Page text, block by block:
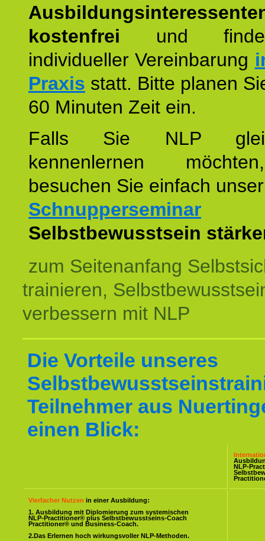
kostenfrei und
individueller Vereinbarung
Praxis statt. Bitte planen
60 Minuten Zeit ein.
Falls Sie NLP
kennenlernen
besuchen Sie einfach unser
Schnupperseminar
Selbstbewusstsein
zum Seitenanfang
trainieren,
verbessern mit NLP
Die Vorteile unseres
Teilnehmer aus
einen Blick:
NLP-
Vierfacher Nutzen in einer Ausbildung:
1. Ausbildung mit Diplomierung zum systemischen
NLP-Practitioner® plus Selbstbewusstseins-Coach
Practitioner® und Business-Coach.
2.Das Erlernen hoch wirkungsvoller NLP-Methoden.